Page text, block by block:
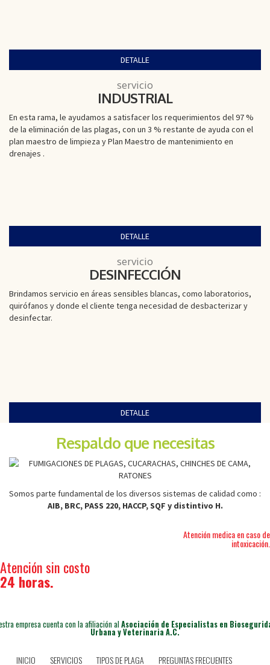
DETALLE
servicio
INDUSTRIAL
En esta rama, le ayudamos a satisfacer los requerimientos del 97 %
de la eliminación de las plagas, con un 3 % restante de ayuda con el
plan maestro de limpieza y Plan Maestro de mantenimiento en
drenajes .
DETALLE
servicio
DESINFECCIÓN
Brindamos servicio en áreas sensibles blancas, como laboratorios,
quirófanos y donde el cliente tenga necesidad de desbacterizar y
desinfectar.
DETALLE
Respaldo que necesitas
Somos parte fundamental de los diversos sistemas de calidad como :
AIB, BRC, PASS 220, HACCP, SQF y distintivo H.
Atención medica en caso de
intoxicación.
Atención sin costo
24 horas.
empresa cuenta con la afiliación al Asociación de Especialistas en
Urbana y Veterinaria A.C.
INICIO SERVICIOS TIPOS DE PLAGA PREGUNTAS FRECUENTES